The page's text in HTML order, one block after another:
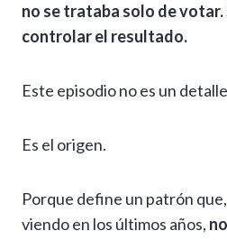
no se trataba solo de
controlar el resultado.
Este episodio no es un
Es el origen.
Porque define un patrón
viendo en los últimos años,